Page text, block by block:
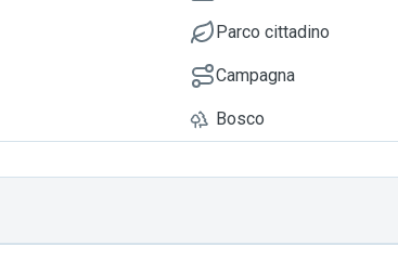
Parco cittadino
Campagna
Bosco